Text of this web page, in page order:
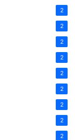
2
2
2
2
2
2
2
2
2